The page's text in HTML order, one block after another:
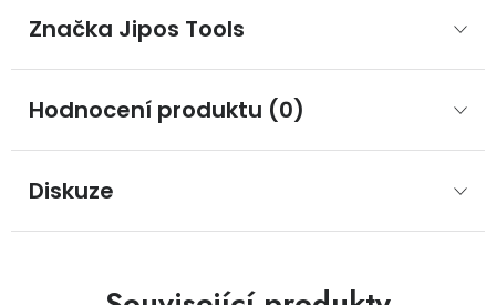
Značka Jipos Tools
Hodnocení produktu (0)
Diskuze